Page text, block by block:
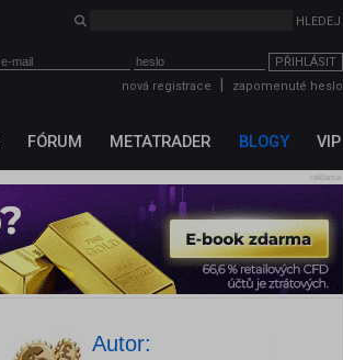
PŘIHLÁSIT
nová registrace
zapomenuté heslo
FÓRUM METATRADER BLOGY VIP
reklama
Autor: